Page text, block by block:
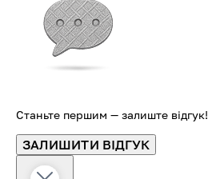
Станьте першим — залиште відгук!
ЗАЛИШИТИ ВІДГУК